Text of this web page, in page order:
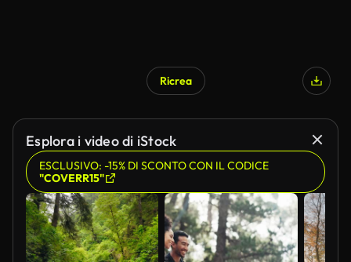
Ricrea
Esplora i video di iStock
ESCLUSIVO: -15% DI SCONTO CON IL CODICE
"COVERR15"